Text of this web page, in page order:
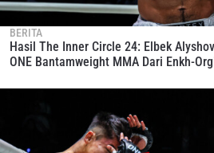
BERITA
Hasil The Inner Circle 24: Elbek
ONE Bantamweight MMA Dari Enkh-